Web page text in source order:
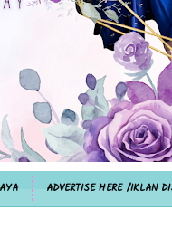
ADVERTISE HERE /IKLAN